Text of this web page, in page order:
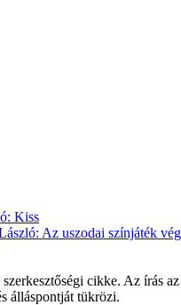
Kiss
Az uszodai színjáték
cikke. Az írás
álláspontját tükrözi.